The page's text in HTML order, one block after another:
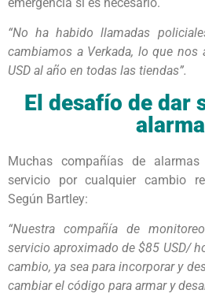
“No ha habido llamadas
cambiamos a Verkada, lo que nos
USD al año en todas las tiendas”.
El desafío de dar
Muchas compañías de
servicio por cualquier cambio
Según Bartley:
“Nuestra compañía de
servicio aproximado de $85 USD/
cambio, ya sea para incorporar y
cambiar el código para armar y